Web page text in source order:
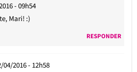
- 09h54
Mari! :)
RESPONDER
04/2016 - 12h58